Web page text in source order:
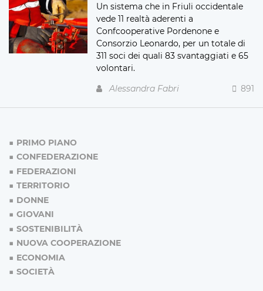
Un sistema che in Friuli occidentale
vede 11 realtà aderenti a
Confcooperative Pordenone e
Consorzio Leonardo, per un totale di
311 soci dei quali 83 svantaggiati e 65
volontari.
Alessandra Fabri
891
PRIMO PIANO
CONFEDERAZIONE
FEDERAZIONI
TERRITORIO
DONNE
GIOVANI
SOSTENIBILITÀ
NUOVA COOPERAZIONE
ECONOMIA
SOCIETÀ